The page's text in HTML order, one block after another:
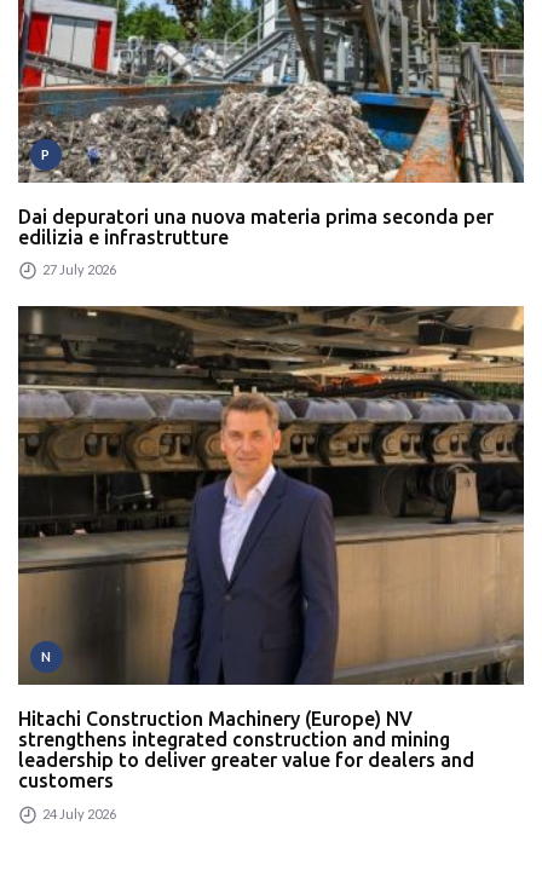
P
Dai depuratori una nuova materia prima seconda per
edilizia e infrastrutture
27 July 2026
N
Hitachi Construction Machinery (Europe) NV
strengthens integrated construction and mining
leadership to deliver greater value for dealers and
customers
24 July 2026